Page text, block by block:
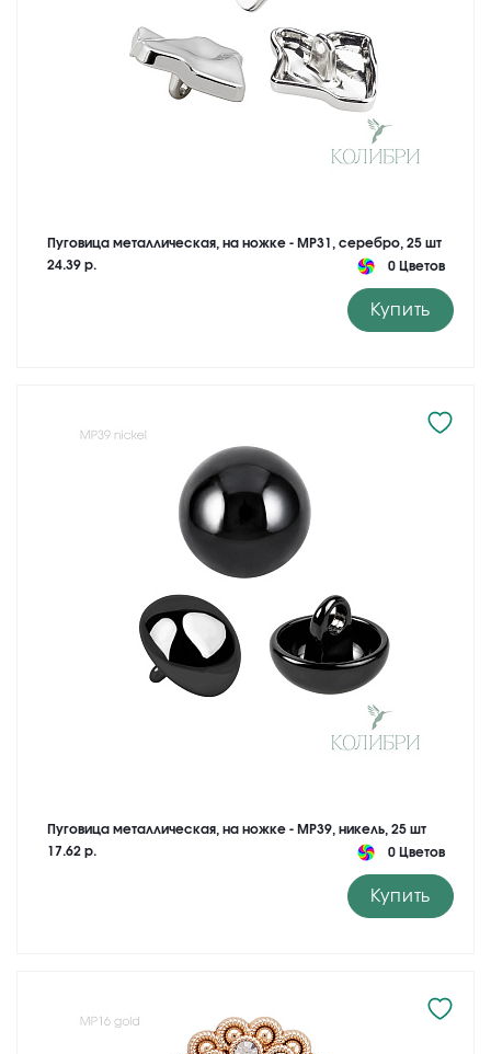
Пуговица металлическая, на ножке - MP31, серебро, 25 шт
24.39 р.
0 Цветов
Купить
Пуговица металлическая, на ножке - MP39, никель, 25 шт
17.62 р.
0 Цветов
Купить